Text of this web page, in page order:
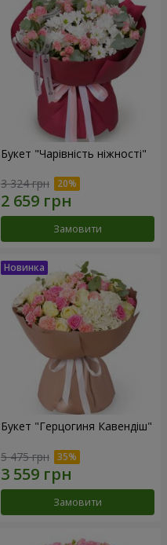
Букет "Чарівність ніжності"
3 324 грн
Замовити
Букет "Герцогиня Кавендіш"
5 475 грн
Замовити